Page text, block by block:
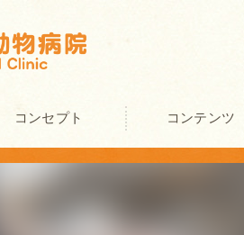
コンセプト
奈良の動物病院･エース動物病院の口コミ情報
奈良の動物病院･エース動物病院の評判
コンテンツ